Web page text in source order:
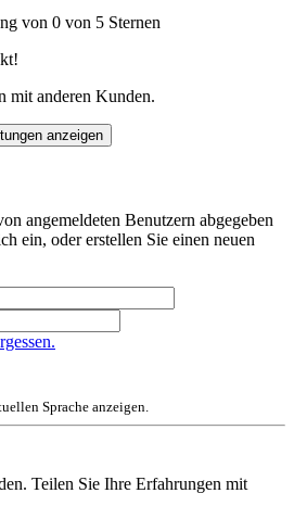
von 0 von 5 Sternen
mit anderen Kunden.
anzeigen
angemeldeten Benutzern abgegeben
ein, oder erstellen Sie einen neuen
Sprache anzeigen.
Teilen Sie Ihre Erfahrungen mit